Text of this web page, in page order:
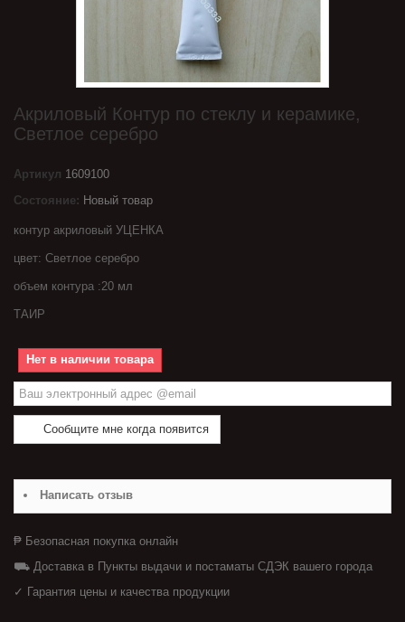
Акриловый Контур по стеклу и керамике,
Светлое серебро
Артикул 1609100
Состояние: Новый товар
контур акриловый УЦЕНКА
цвет: Светлое серебро
объем контура :20 мл
ТАИР
Нет в наличии товара
Сообщите мне когда появится
Написать отзыв
₱ Безопасная покупка онлайн
⛟ Доставка в Пункты выдачи и постаматы СДЭК вашего города
✓ Гарантия цены и качества продукции